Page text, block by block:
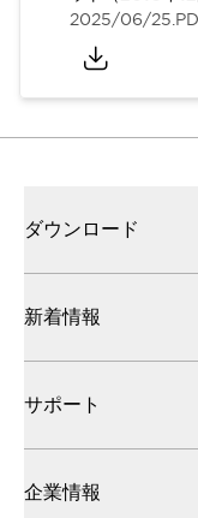
2025/06/25
ダウンロード
新着情報
サポート
企業情報